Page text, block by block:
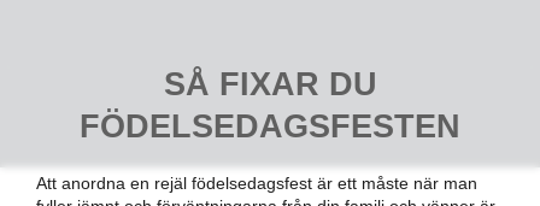
SÅ FIXAR DU
FÖDELSEDAGSFESTEN
Att anordna en rejäl födelsedagsfest är ett måste när man